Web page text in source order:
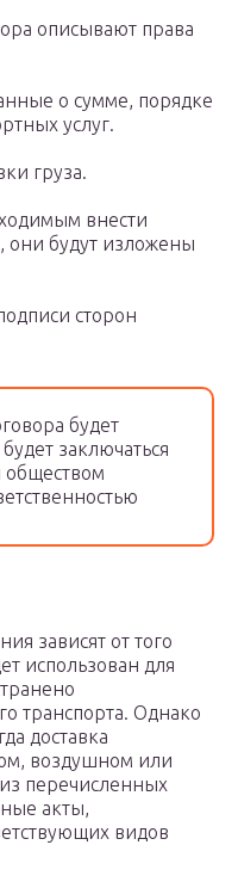
описывают права
о сумме, порядке
услуг.
груза.
внести
они будут изложены
сторон
будет
заключаться
зависят от того
использован для
транспорта. Однако
доставка
воздушном или
перечисленных
акты,
видов